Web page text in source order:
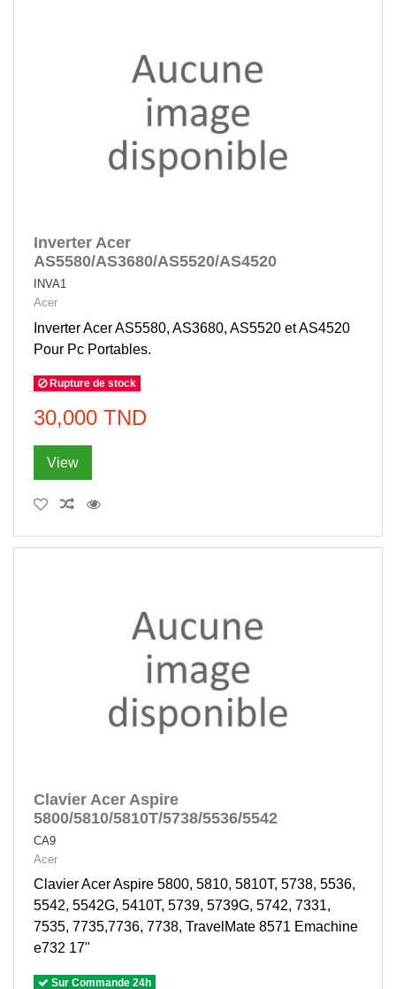
Inverter Acer
AS5580/AS3680/AS5520/AS4520
INVA1
Acer
Inverter Acer AS5580, AS3680, AS5520 et AS4520
Pour Pc Portables.
Rupture de stock
30,000 TND
View
Clavier Acer Aspire
5800/5810/5810T/5738/5536/5542
CA9
Acer
Clavier Acer Aspire 5800, 5810, 5810T, 5738, 5536,
5542, 5542G, 5410T, 5739, 5739G, 5742, 7331,
7535, 7735,7736, 7738, TravelMate 8571 Emachine
e732 17"
Sur Commande 24h